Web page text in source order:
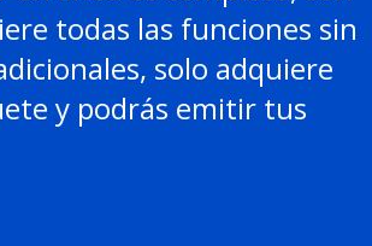
todas las funciones sin
solo adquiere
y podrás emitir tus